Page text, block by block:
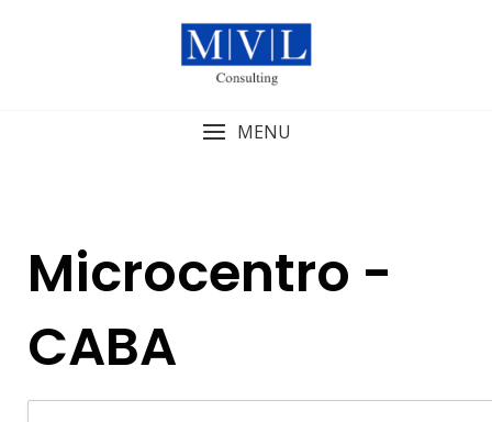
MENU
Microcentro -
CABA